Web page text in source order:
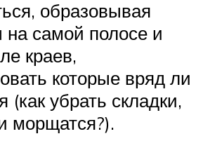
образовывая
самой полосе и
краев,
которые вряд ли
(как убрать складки,
морщатся?).